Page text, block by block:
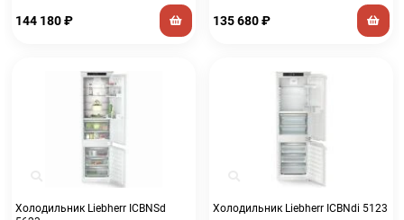
144 180₽ 135 680₽
Холодильник Liebherr ICBNSd
Холодильник Liebherr ICBNdi 5123